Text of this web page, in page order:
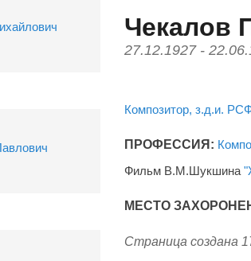
Чекалов
27.12.1927 -
Композитор, з.д.и.
ПРОФЕССИЯ:
Фильм В.М.Шукшина
МЕСТО
Страница создана